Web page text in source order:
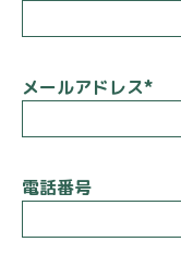
メールアドレス*
電話番号